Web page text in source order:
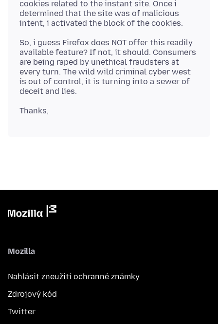
cookies related to the instant site. Once i
determined that the site was of malicious
So, i guess Firefox does NOT offer this readily
available feature? If not, it should. Consumers
are being raped by unethical fraudsters at
every turn. The wild wild criminal cyber west
is out of control, it is turning into a sewer of
Mozilla
Nahlásit zneužití ochranné známky
Zdrojový kód
Twitter